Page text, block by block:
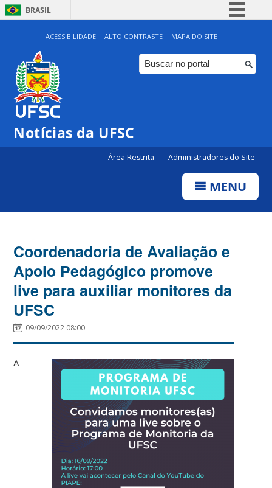
BRASIL
Simplifique!
Comunica BR
Participe
ACESSIBILIDADE ALTO CONTRASTE MAPA DO SITE
Notícias da UFSC
Área Restrita Administradores do Site
MENU
Coordenadoria de Avaliação e
Apoio Pedagógico promove
live para auxiliar monitores da
UFSC
09/09/2022 08:00
A